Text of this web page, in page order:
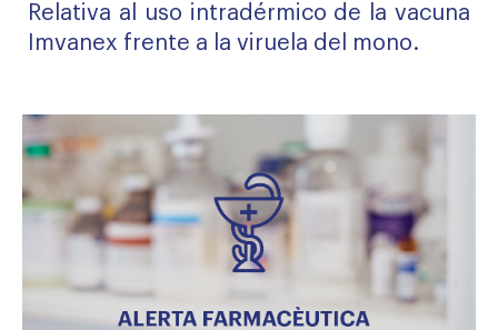
Relativa al uso intradérmico de la vacuna
Imvanex frente a la viruela del mono.